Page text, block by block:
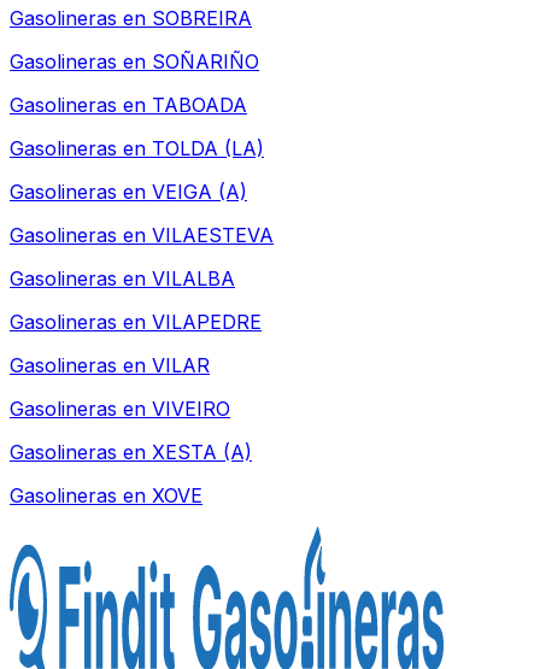
Gasolineras en SOBREIRA
Gasolineras en SOÑARIÑO
Gasolineras en TABOADA
Gasolineras en TOLDA (LA)
Gasolineras en VEIGA (A)
Gasolineras en VILAESTEVA
Gasolineras en VILALBA
Gasolineras en VILAPEDRE
Gasolineras en VILAR
Gasolineras en VIVEIRO
Gasolineras en XESTA (A)
Gasolineras en XOVE